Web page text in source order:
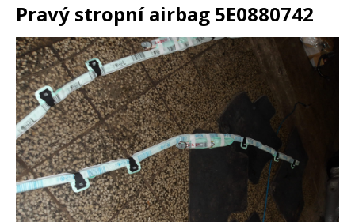
Pravý stropní airbag 5E0880742